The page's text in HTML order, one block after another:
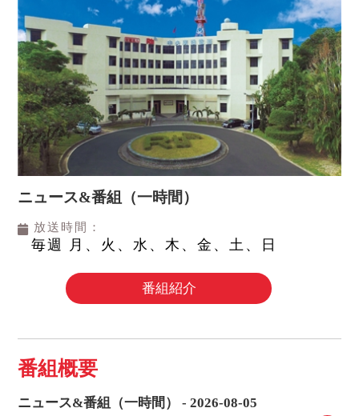
ニュース&番組（一時間）
放送時間：
毎週 月、火、水、木、金、土、日
番組紹介
番組概要
ニュース&番組（一時間） - 2026-08-05